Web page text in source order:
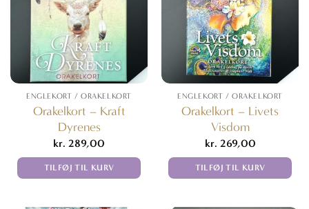
ENGLEKORT / ORAKELKORT
Orakelkort – Kraft
Dyrenes
kr. 289,00
TILFØJ TIL KURV
ENGLEKORT / ORAKELKORT
Orakelkort – Livets
Visdom
kr. 269,00
TILFØJ TIL KURV